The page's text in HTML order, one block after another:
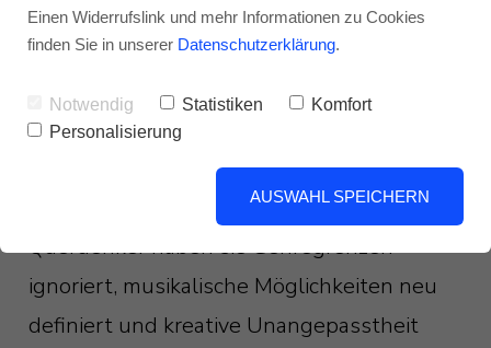
Blok
Seit fast fünf Jahrzehnten prägen Yello mit
ihrem unverwechselbaren Sound aus
Synthesizern, organischen Klängen und
dem Gesang von Dieter Meier die
elektronische Musik. Als stilistische
Querdenker haben sie Genregrenzen
ignoriert, musikalische Möglichkeiten neu
definiert und kreative Unangepasstheit
Einen Widerrufslink und mehr Informationen zu Cookies
finden Sie in unserer Datenschutzerklärung.
Notwendig Statistiken
Komfort
Personalisierung
AUSWAHL SPEICHERN